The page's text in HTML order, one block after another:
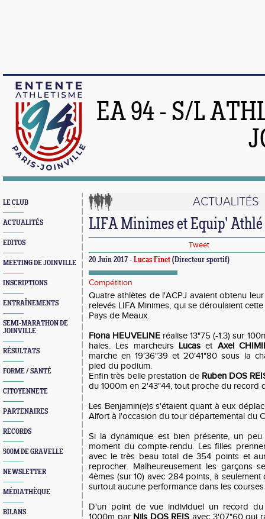
EA 94 - S/L
LE CLUB
ACTUALITÉS
EDITOS
MEETING DE JOINVILLE
INSCRIPTIONS
ENTRAÎNEMENTS
SEMI-MARATHON DE
JOINVILLE
RÉSULTATS
FORME / SANTÉ
CITOYENNETE
PARTENAIRES
RECORDS
500M DE GRAVELLE
NEWSLETTER
MÉDIATHÈQUE
BILANS
ACTUALITÉS
LIFA Minimes et Equip'
Tweet
20 Juin 2017 - Lucas Finet (Directeur sportif)
Compétition
Quatre athlètes de l'ACPJ avaient obtenu
relevés LIFA Minimes, qui se déroulaient
Pays de Meaux.
Fiona HEUVELINE réalise 13"75 (-1.3) sur
haies. Les marcheurs Lucas et Axel
marche en 19'36"39 et 20'41"80 sous la
pied du podium.
Enfin très belle prestation de Ruben DOS
du 1000m en 2'43"44, tout proche du record
Les Benjamin(e)s s'étaient quant à eux
Alfort à l'occasion du tour départemental du
Si la dynamique est bien présente, un
moment du compte-rendu. Les filles
avec le très beau total de 354 points et
reprocher. Malheureusement les garçons
4èmes (sur 10) avec 284 points, à
surtout aucune performance dans les
D'un point de vue individuel un record
1000m par Nils DOS REIS avec 3'07"60 qui